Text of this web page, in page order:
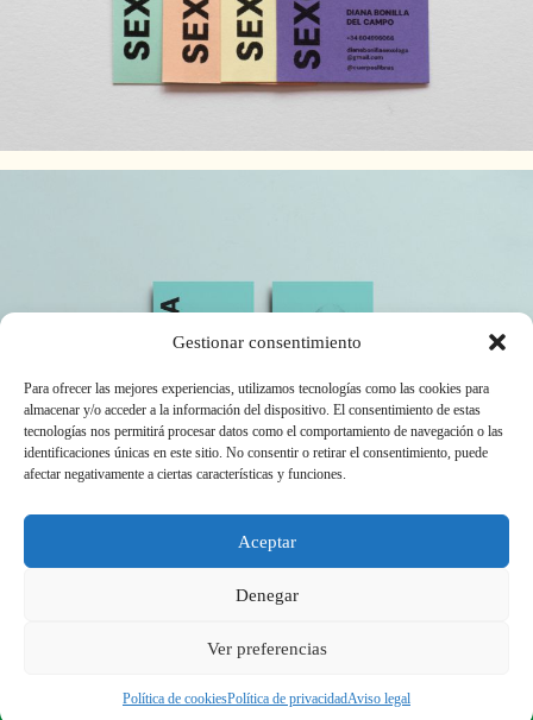
Gestionar consentimiento
Para ofrecer las mejores experiencias, utilizamos tecnologías como las cookies para
almacenar y/o acceder a la información del dispositivo. El consentimiento de estas
tecnologías nos permitirá procesar datos como el comportamiento de navegación o las
identificaciones únicas en este sitio. No consentir o retirar el consentimiento, puede
afectar negativamente a ciertas características y funciones.
Aceptar
Denegar
Ver preferencias
Política de cookiesPolítica de privacidadAviso legal
martesmartes 2o25 ©